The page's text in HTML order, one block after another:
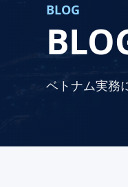
BLOG
ベトナム実務